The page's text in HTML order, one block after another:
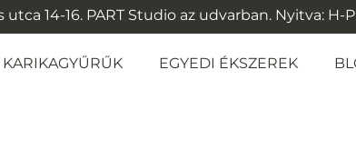
14-16. PART Studio az udvarban. Nyitva: H-P:
KARIKAGYŰRŰK EGYEDI ÉKSZEREK